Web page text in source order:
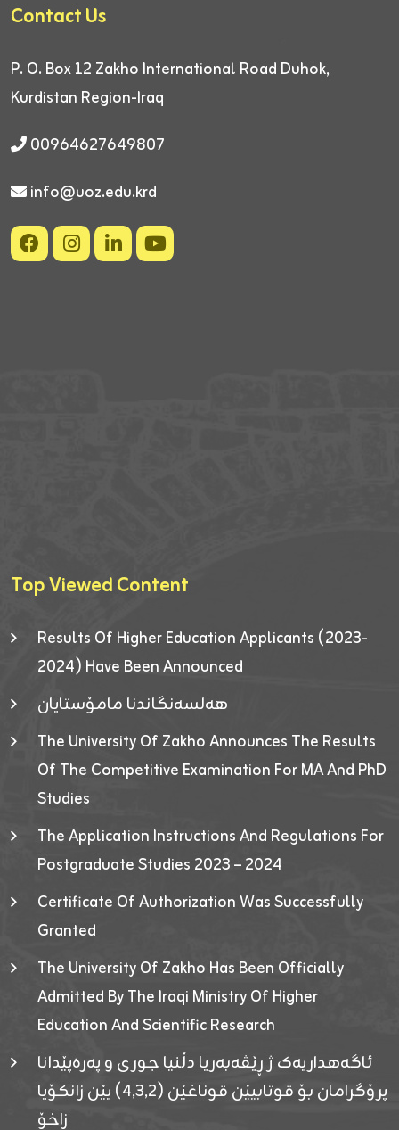
Contact Us
P. O. Box 12 Zakho International Road Duhok,
Kurdistan Region-Iraq
00964627649807
info@uoz.edu.krd
Top Viewed Content
Results Of Higher Education Applicants (2023-
2024) Have Been Announced
هەلسەنگاندنا مامۆستایان
The University Of Zakho Announces The Results
Of The Competitive Examination For MA And PhD
Studies
The Application Instructions And Regulations For
Postgraduate Studies 2023 – 2024
Certificate Of Authorization Was Successfully
Granted
The University Of Zakho Has Been Officially
Admitted By The Iraqi Ministry Of Higher
Education And Scientific Research
ئاگەهداریەک ژ ڕێڤەبەریا دڵنیا جوری و پەرەپێدانا
پرۆگرامان بۆ قوتابیێن قوناغێن (٤٫٣٫٢) یێن زانکۆیا
زاخۆ